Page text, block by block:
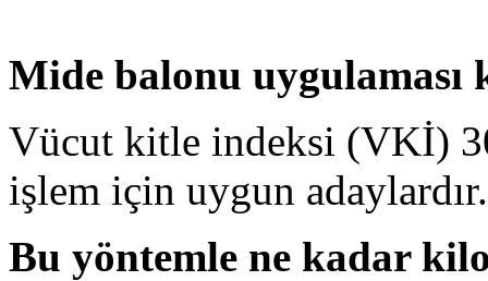
Mide balonu uygulaması
Vücut kitle indeksi (VKİ)
işlem için uygun adaylardır.
Bu yöntemle ne kadar